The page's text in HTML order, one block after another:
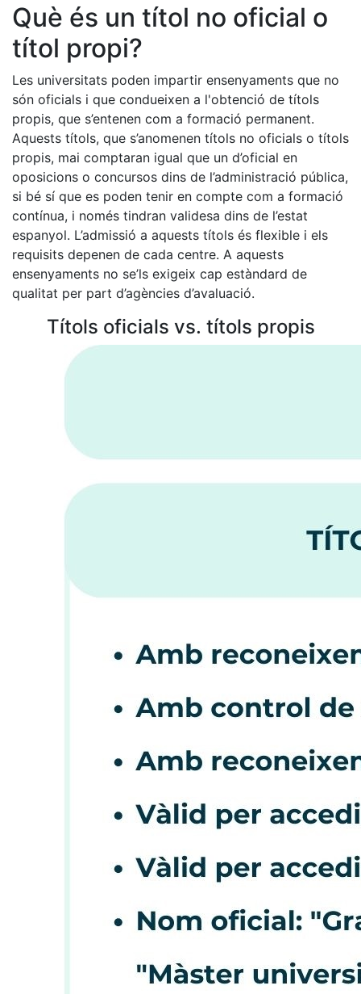
Què és un títol no oficial o
títol propi?
Les universitats poden impartir ensenyaments que no
són oficials i que condueixen a l'obtenció de títols
propis, que s’entenen com a formació permanent.
Aquests títols, que s’anomenen títols no oficials o títols
propis, mai comptaran igual que un d’oficial en
oposicions o concursos dins de l’administració pública,
si bé sí que es poden tenir en compte com a formació
contínua, i només tindran validesa dins de l’estat
espanyol. L’admissió a aquests títols és flexible i els
requisits depenen de cada centre. A aquests
ensenyaments no se’ls exigeix cap estàndard de
qualitat per part d’agències d’avaluació.
Títols oficials vs. títols propis